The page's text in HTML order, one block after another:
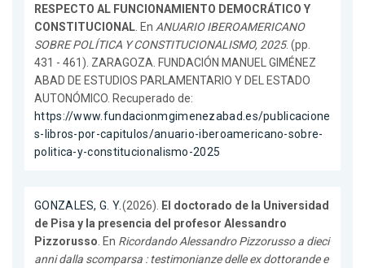
RESPECTO AL FUNCIONAMIENTO DEMOCRÁTICO Y
CONSTITUCIONAL. En ANUARIO IBEROAMERICANO
SOBRE POLÍTICA Y CONSTITUCIONALISMO, 2025. (pp.
431 - 461). ZARAGOZA. FUNDACIÓN MANUEL GIMÉNEZ
ABAD DE ESTUDIOS PARLAMENTARIO Y DEL ESTADO
AUTONÓMICO. Recuperado de:
https://www.fundacionmgimenezabad.es/publicacione
s-libros-por-capitulos/anuario-iberoamericano-sobre-
politica-y-constitucionalismo-2025
GONZALES, G. Y.(2026). El doctorado de la Universidad
de Pisa y la presencia del profesor Alessandro
Pizzorusso. En Ricordando Alessandro Pizzorusso a dieci
anni dalla scomparsa : testimonianze delle ex dottorande e